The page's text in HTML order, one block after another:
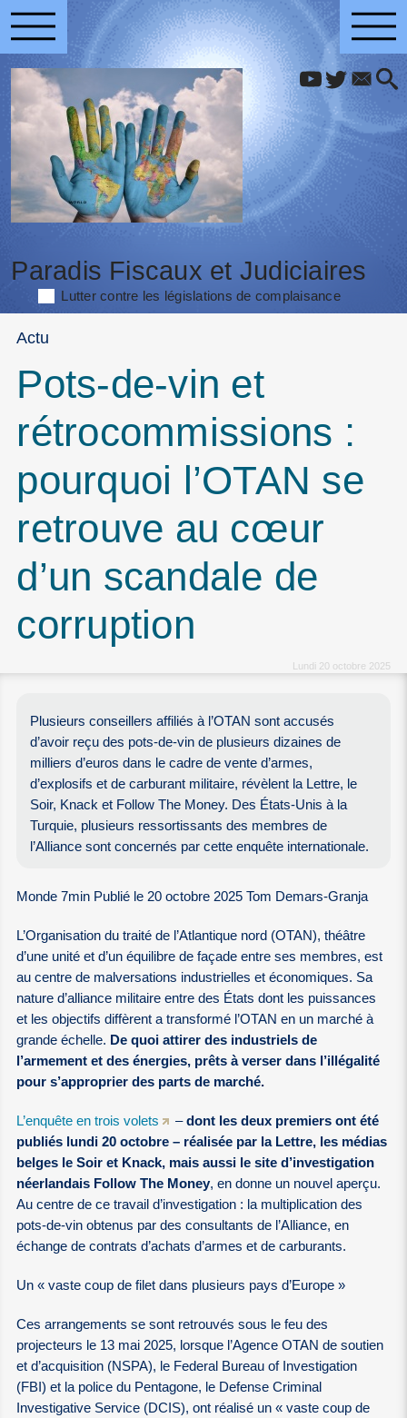
Paradis Fiscaux et Judiciaires
Lutter contre les législations de complaisance
Actu
Pots-de-vin et
rétrocommissions :
pourquoi l’OTAN se
retrouve au cœur
d’un scandale de
corruption
Lundi 20 octobre 2025
Plusieurs conseillers affiliés à l’OTAN sont accusés
d’avoir reçu des pots-de-vin de plusieurs dizaines de
milliers d’euros dans le cadre de vente d’armes,
d’explosifs et de carburant militaire, révèlent la Lettre, le
Soir, Knack et Follow The Money. Des États-Unis à la
Turquie, plusieurs ressortissants des membres de
l’Alliance sont concernés par cette enquête internationale.
Monde 7min Publié le 20 octobre 2025 Tom Demars-Granja
L’Organisation du traité de l’Atlantique nord (OTAN), théâtre
d’une unité et d’un équilibre de façade entre ses membres, est
au centre de malversations industrielles et économiques. Sa
nature d’alliance militaire entre des États dont les puissances
et les objectifs diffèrent a transformé l’OTAN en un marché à
grande échelle. De quoi attirer des industriels de
l’armement et des énergies, prêts à verser dans l’illégalité
pour s’approprier des parts de marché.
L’enquête en trois volets –dont les deux premiers ont été
publiés lundi 20 octobre – réalisée par la Lettre, les médias
belges le Soir et Knack, mais aussi le site d’investigation
néerlandais Follow The Money, en donne un nouvel aperçu.
Au centre de ce travail d’investigation : la multiplication des
pots-de-vin obtenus par des consultants de l’Alliance, en
échange de contrats d’achats d’armes et de carburants.
Un « vaste coup de filet dans plusieurs pays d’Europe »
Ces arrangements se sont retrouvés sous le feu des
projecteurs le 13 mai 2025, lorsque l’Agence OTAN de soutien
et d’acquisition (NSPA), le Federal Bureau of Investigation
(FBI) et la police du Pentagone, le Defense Criminal
Investigative Service (DCIS), ont réalisé un « vaste coup de